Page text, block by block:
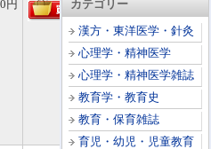
カテゴリー
漢方・東洋医学・針灸
心理学・精神医学
心理学・精神医学雑誌
教育学・教育史
教育・保育雑誌
育児・幼児・児童教育
円